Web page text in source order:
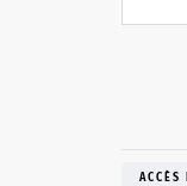
ACCÈS